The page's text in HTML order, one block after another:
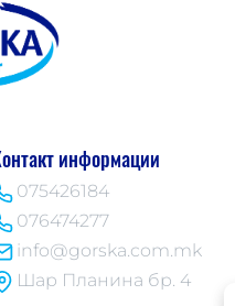
информации
075426184
076474277
info@gorska.com.mk
Шар Планина бр. 4